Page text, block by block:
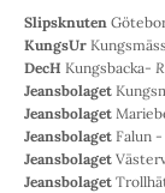
Slipsknuten
KungsUr
DecH Kungsbacka-
Jeansbolaget
Jeansbolaget
Jeansbolaget Falun -
Jeansbolaget
Jeansbolaget